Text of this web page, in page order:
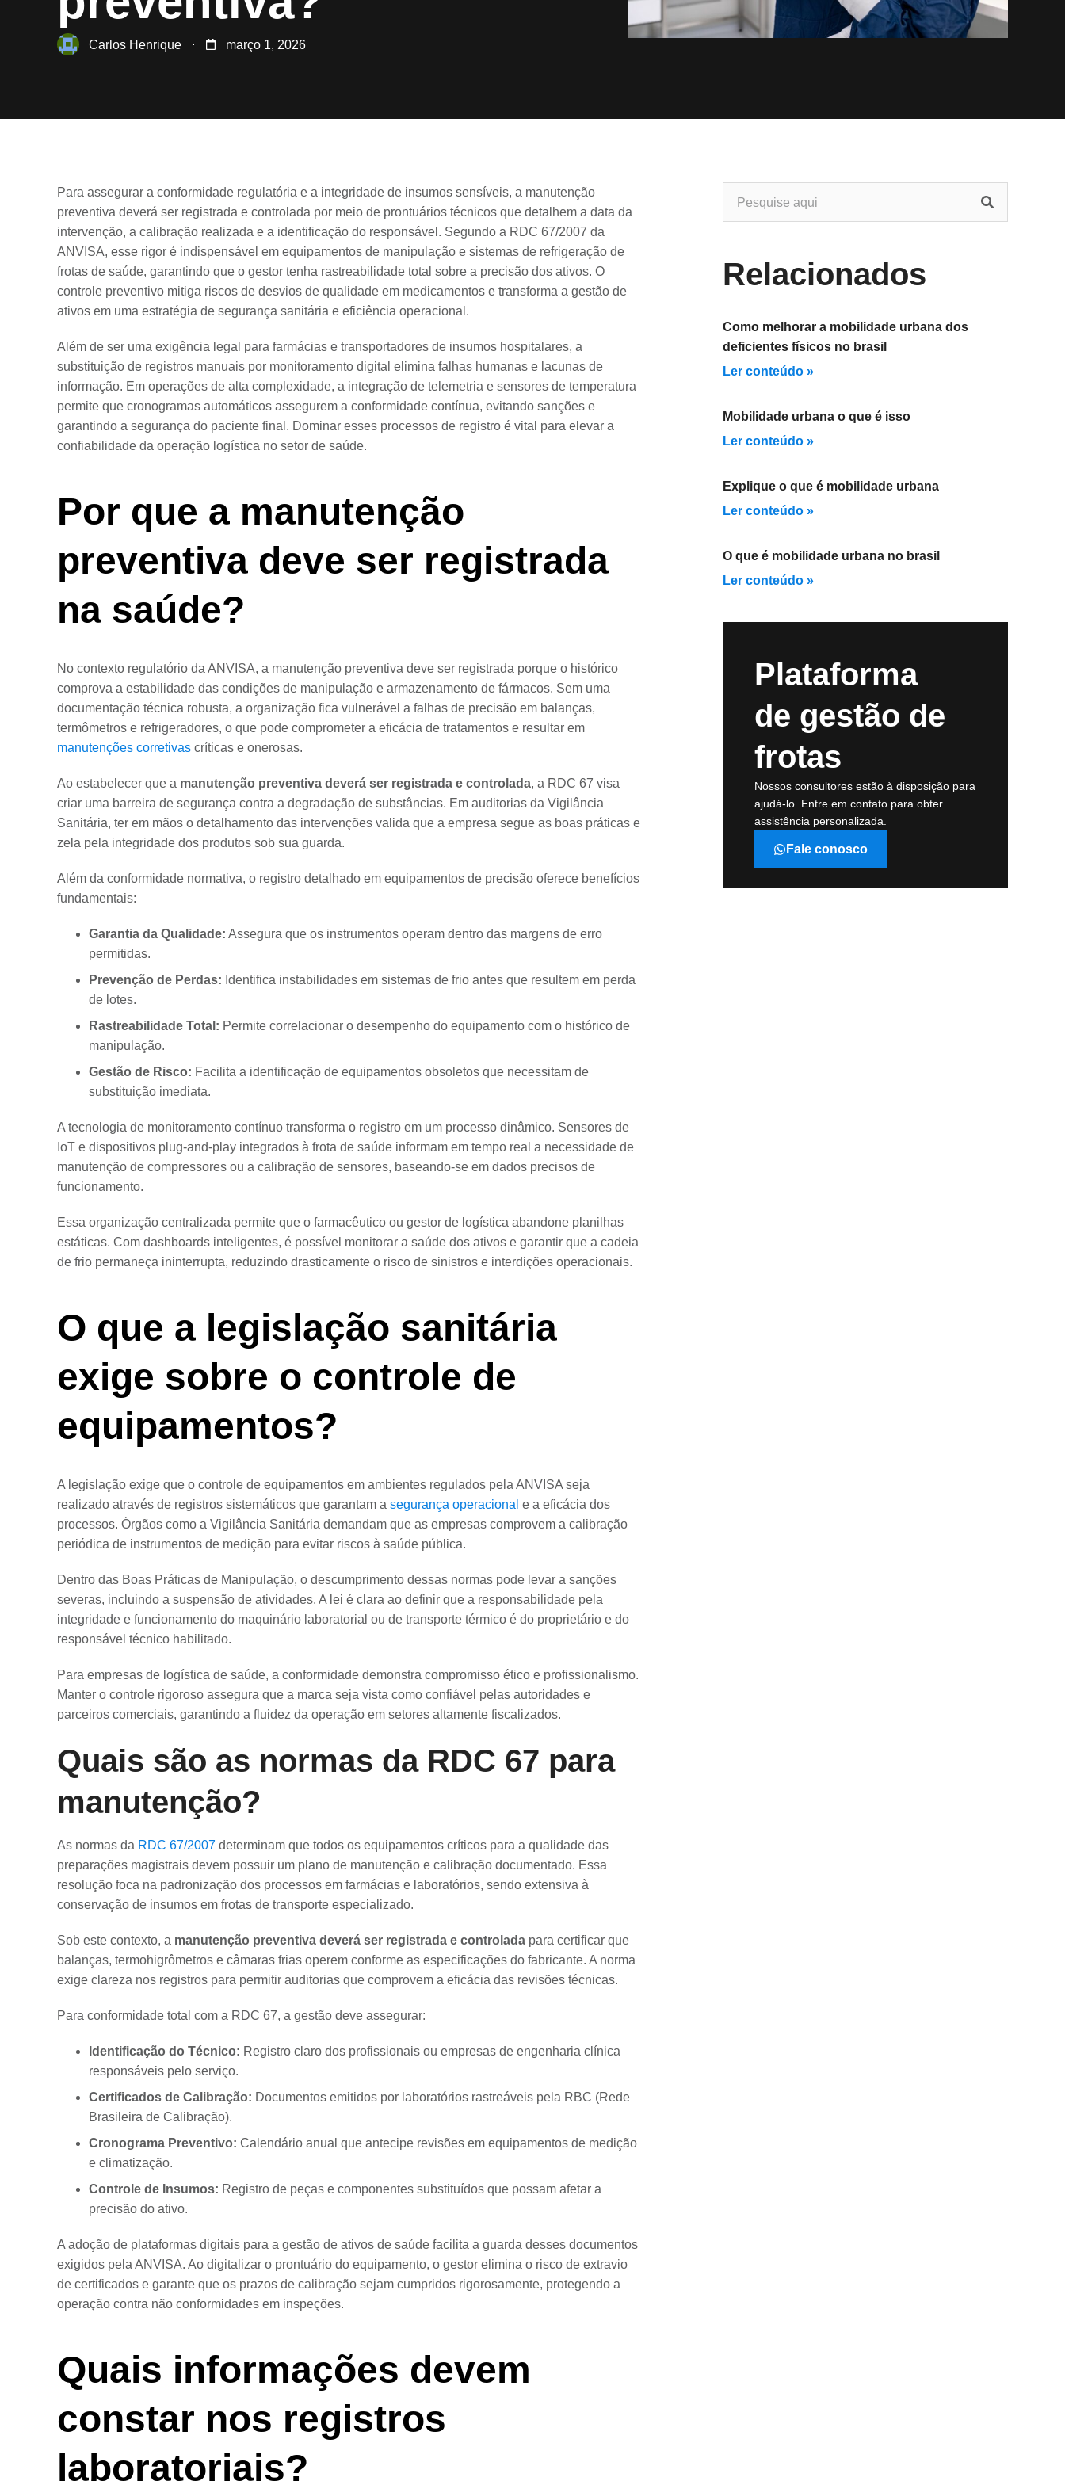
Carlos Henrique março 1, 2026
Para assegurar a conformidade regulatória e a integridade de insumos sensíveis, a manutenção
preventiva deverá ser registrada e controlada por meio de prontuários técnicos que detalhem a data da
intervenção, a calibração realizada e a identificação do responsável. Segundo a RDC 67/2007 da
ANVISA, esse rigor é indispensável em equipamentos de manipulação e sistemas de refrigeração de
frotas de saúde, garantindo que o gestor tenha rastreabilidade total sobre a precisão dos ativos. O
controle preventivo mitiga riscos de desvios de qualidade em medicamentos e transforma a gestão de
ativos em uma estratégia de segurança sanitária e eficiência operacional.
Além de ser uma exigência legal para farmácias e transportadores de insumos hospitalares, a
substituição de registros manuais por monitoramento digital elimina falhas humanas e lacunas de
informação. Em operações de alta complexidade, a integração de telemetria e sensores de temperatura
permite que cronogramas automáticos assegurem a conformidade contínua, evitando sanções e
garantindo a segurança do paciente final. Dominar esses processos de registro é vital para elevar a
confiabilidade da operação logística no setor de saúde.
Por que a manutenção
preventiva deve ser registrada
na saúde?
No contexto regulatório da ANVISA, a manutenção preventiva deve ser registrada porque o histórico
comprova a estabilidade das condições de manipulação e armazenamento de fármacos. Sem uma
documentação técnica robusta, a organização fica vulnerável a falhas de precisão em balanças,
termômetros e refrigeradores, o que pode comprometer a eficácia de tratamentos e resultar em
manutenções corretivas críticas e onerosas.
Ao estabelecer que a manutenção preventiva deverá ser registrada e controlada, a RDC 67 visa
criar uma barreira de segurança contra a degradação de substâncias. Em auditorias da Vigilância
Sanitária, ter em mãos o detalhamento das intervenções valida que a empresa segue as boas práticas e
zela pela integridade dos produtos sob sua guarda.
Além da conformidade normativa, o registro detalhado em equipamentos de precisão oferece benefícios
fundamentais:
Garantia da Qualidade: Assegura que os instrumentos operam dentro das margens de erro
permitidas.
Prevenção de Perdas: Identifica instabilidades em sistemas de frio antes que resultem em perda
de lotes.
Rastreabilidade Total: Permite correlacionar o desempenho do equipamento com o histórico de
manipulação.
Gestão de Risco: Facilita a identificação de equipamentos obsoletos que necessitam de
substituição imediata.
A tecnologia de monitoramento contínuo transforma o registro em um processo dinâmico. Sensores de
IoT e dispositivos plug-and-play integrados à frota de saúde informam em tempo real a necessidade de
manutenção de compressores ou a calibração de sensores, baseando-se em dados precisos de
funcionamento.
Essa organização centralizada permite que o farmacêutico ou gestor de logística abandone planilhas
estáticas. Com dashboards inteligentes, é possível monitorar a saúde dos ativos e garantir que a cadeia
de frio permaneça ininterrupta, reduzindo drasticamente o risco de sinistros e interdições operacionais.
O que a legislação sanitária
exige sobre o controle de
equipamentos?
A legislação exige que o controle de equipamentos em ambientes regulados pela ANVISA seja
realizado através de registros sistemáticos que garantam a segurança operacional e a eficácia dos
processos. Órgãos como a Vigilância Sanitária demandam que as empresas comprovem a calibração
periódica de instrumentos de medição para evitar riscos à saúde pública.
Dentro das Boas Práticas de Manipulação, o descumprimento dessas normas pode levar a sanções
severas, incluindo a suspensão de atividades. A lei é clara ao definir que a responsabilidade pela
integridade e funcionamento do maquinário laboratorial ou de transporte térmico é do proprietário e do
responsável técnico habilitado.
Para empresas de logística de saúde, a conformidade demonstra compromisso ético e profissionalismo.
Manter o controle rigoroso assegura que a marca seja vista como confiável pelas autoridades e
parceiros comerciais, garantindo a fluidez da operação em setores altamente fiscalizados.
Quais são as normas da RDC 67 para
manutenção?
As normas da RDC 67/2007 determinam que todos os equipamentos críticos para a qualidade das
preparações magistrais devem possuir um plano de manutenção e calibração documentado. Essa
resolução foca na padronização dos processos em farmácias e laboratórios, sendo extensiva à
conservação de insumos em frotas de transporte especializado.
Sob este contexto, a manutenção preventiva deverá ser registrada e controlada para certificar que
balanças, termohigrômetros e câmaras frias operem conforme as especificações do fabricante. A norma
exige clareza nos registros para permitir auditorias que comprovem a eficácia das revisões técnicas.
Para conformidade total com a RDC 67, a gestão deve assegurar:
Identificação do Técnico: Registro claro dos profissionais ou empresas de engenharia clínica
responsáveis pelo serviço.
Certificados de Calibração: Documentos emitidos por laboratórios rastreáveis pela RBC (Rede
Brasileira de Calibração).
Cronograma Preventivo: Calendário anual que antecipe revisões em equipamentos de medição
e climatização.
Controle de Insumos: Registro de peças e componentes substituídos que possam afetar a
precisão do ativo.
A adoção de plataformas digitais para a gestão de ativos de saúde facilita a guarda desses documentos
exigidos pela ANVISA. Ao digitalizar o prontuário do equipamento, o gestor elimina o risco de extravio
de certificados e garante que os prazos de calibração sejam cumpridos rigorosamente, protegendo a
operação contra não conformidades em inspeções.
Quais informações devem
constar nos registros
laboratoriais?
Relacionados
Como melhorar a mobilidade urbana dos
deficientes físicos no brasil
Ler conteúdo »
Mobilidade urbana o que é isso
Ler conteúdo »
Explique o que é mobilidade urbana
Ler conteúdo »
O que é mobilidade urbana no brasil
Ler conteúdo »
Plataforma
de gestão de
frotas
Nossos consultores estão à disposição para
ajudá-lo. Entre em contato para obter
assistência personalizada.
Fale conosco